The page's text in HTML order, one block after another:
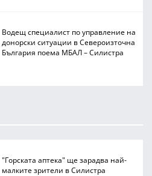
Водещ специалист по управление на
донорски ситуации в Североизточна
България поема МБАЛ – Силистра
"Горската аптека" ще зарадва най-
малките зрители в Силистра